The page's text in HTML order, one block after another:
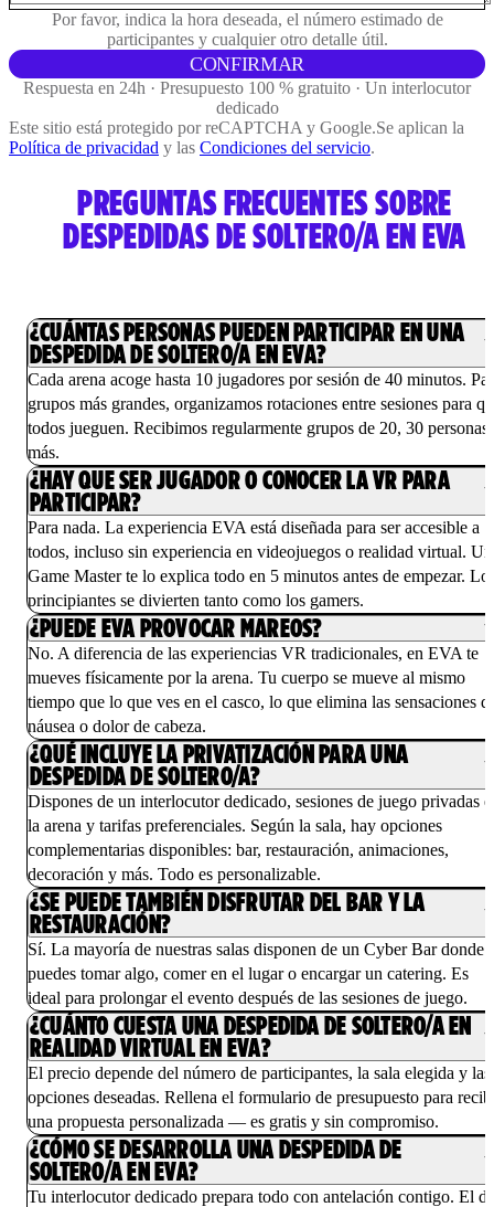
Por favor, indica la hora deseada, el número estimado de
participantes y cualquier otro detalle útil.
CONFIRMAR
Respuesta en 24h · Presupuesto 100 % gratuito · Un interlocutor
dedicado
Este sitio está protegido por reCAPTCHA y Google.Se aplican la
Política de privacidad y las Condiciones del servicio.
PREGUNTAS FRECUENTES SOBRE
DESPEDIDAS DE SOLTERO/A EN EVA
¿CUÁNTAS PERSONAS PUEDEN PARTICIPAR EN UNA
DESPEDIDA DE SOLTERO/A EN EVA?
Cada arena acoge hasta 10 jugadores por sesión de 40 minutos.
grupos más grandes, organizamos rotaciones entre sesiones para
todos jueguen. Recibimos regularmente grupos de 20, 30 personas
más.
¿HAY QUE SER JUGADOR O CONOCER LA VR PARA
PARTICIPAR?
Para nada. La experiencia EVA está diseñada para ser accesible a
todos, incluso sin experiencia en videojuegos o realidad virtual. Un
Game Master te lo explica todo en 5 minutos antes de empezar.
principiantes se divierten tanto como los gamers.
¿PUEDE EVA PROVOCAR MAREOS?
No. A diferencia de las experiencias VR tradicionales, en EVA te
mueves físicamente por la arena. Tu cuerpo se mueve al mismo
tiempo que lo que ves en el casco, lo que elimina las sensaciones
náusea o dolor de cabeza.
¿QUÉ INCLUYE LA PRIVATIZACIÓN PARA UNA
DESPEDIDA DE SOLTERO/A?
Dispones de un interlocutor dedicado, sesiones de juego privadas
la arena y tarifas preferenciales. Según la sala, hay opciones
complementarias disponibles: bar, restauración, animaciones,
decoración y más. Todo es personalizable.
¿SE PUEDE TAMBIÉN DISFRUTAR DEL BAR Y LA
RESTAURACIÓN?
Sí. La mayoría de nuestras salas disponen de un Cyber Bar donde
puedes tomar algo, comer en el lugar o encargar un catering. Es
ideal para prolongar el evento después de las sesiones de juego.
¿CUÁNTO CUESTA UNA DESPEDIDA DE SOLTERO/A EN
REALIDAD VIRTUAL EN EVA?
El precio depende del número de participantes, la sala elegida y las
opciones deseadas. Rellena el formulario de presupuesto para
una propuesta personalizada — es gratis y sin compromiso.
¿CÓMO SE DESARROLLA UNA DESPEDIDA DE
SOLTERO/A EN EVA?
Tu interlocutor dedicado prepara todo con antelación contigo. El